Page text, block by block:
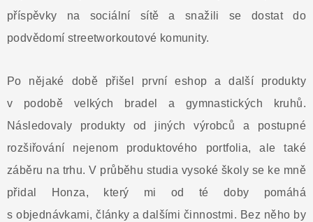
příspěvky na sociální sítě a snažili se dostat do
podvědomí streetworkoutové komunity.
Po nějaké době přišel první eshop a další produkty
v podobě velkých bradel a gymnastických kruhů.
Následovaly produkty od jiných výrobců a postupné
rozšiřování nejenom produktového portfolia, ale také
záběru na trhu. V průběhu studia vysoké školy se ke mně
přidal Honza, který mi od té doby pomáhá
s objednávkami, články a dalšími činnostmi. Bez něho by